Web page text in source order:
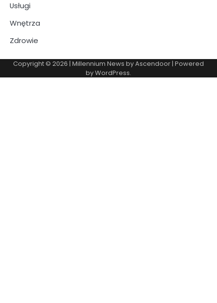
Usługi
Wnętrza
Zdrowie
Copyright © 2026 | Millennium News byAscendoor | Powered
byWordPress.